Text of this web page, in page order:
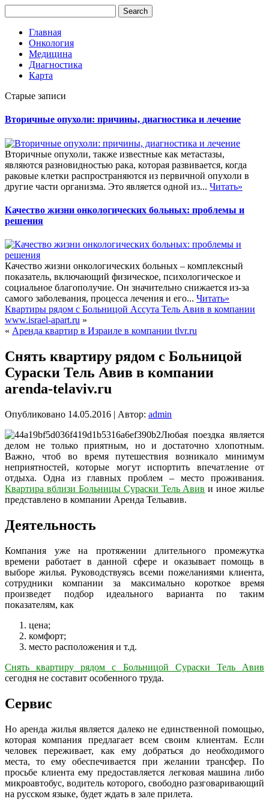
Главная
Онкология
Медицина
Диагностика
Карта
Старые записи
Вторичные опухоли: причины, диагностика и лечение
Вторичные опухоли, также известные как метастазы,
являются разновидностью рака, которая развивается, когда
раковые клетки распространяются из первичной опухоли в
другие части организма. Это является одной из... Читать»
Качество жизни онкологических больных: проблемы и
решения
Качество жизни онкологических больных – комплексный
показатель, включающий физическое, психологическое и
социальное благополучие. Он значительно снижается из-за
самого заболевания, процесса лечения и его... Читать»
Квартиры рядом с Больницой Ассута Тель Авив в компании
www.israel-apart.ru »
« Аренда квартир в Израиле в компании tlvr.ru
Снять квартиру рядом с Больницой
Сураски Тель Авив в компании
arenda-telaviv.ru
Опубликовано 14.05.2016 | Автор: admin
Любая поездка является
делом не только приятным, но и достаточно хлопотным.
Важно, чтоб во время путешествия возникало минимум
неприятностей, которые могут испортить впечатление от
отдыха. Одна из главных проблем – место проживания.
Квартира вблизи Больницы Сураски Тель Авив и иное жилье
представлено в компании Аренда Тельавив.
Деятельность
Компания уже на протяжении длительного промежутка
времени работает в данной сфере и оказывает помощь в
выборе жилья. Руководствуясь всеми пожеланиями клиента,
сотрудники компании за максимально короткое время
произведет подбор идеального варианта по таким
показателям, как
цена;
комфорт;
место расположения и т.д.
Снять квартиру рядом с Больницой Сураски Тель Авив
сегодня не составит особенного труда.
Сервис
Но аренда жилья является далеко не единственной помощью,
которая компания предлагает всем своим клиентам. Если
человек переживает, как ему добраться до необходимого
места, то ему обеспечивается при желании трансфер. По
просьбе клиента ему предоставляется легковая машина либо
микроавтобус, водитель которого, свободно разговаривающий
на русском языке, будет ждать в зале прилета.